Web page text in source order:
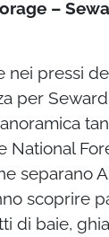
–
nei pressi
per
National
separano
scoprire
di baie,